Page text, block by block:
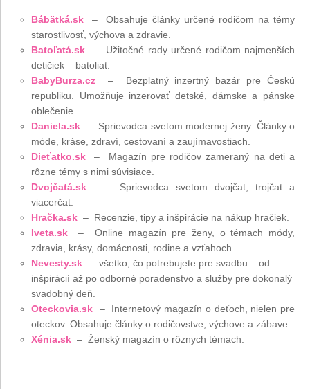
Bábätká.sk– Obsahuje články určené rodičom na témy
starostlivosť, výchova a zdravie.
Batoľatá.sk– Užitočné rady určené rodičom najmenších
detičiek – batoliat.
BabyBurza.cz– Bezplatný inzertný bazár pre Českú
republiku. Umožňuje inzerovať detské, dámske a pánske
oblečenie.
Daniela.sk– Sprievodca svetom modernej ženy. Články o
móde, kráse, zdraví, cestovaní a zaujímavostiach.
Dieťatko.sk– Magazín pre rodičov zameraný na deti a
rôzne témy s nimi súvisiace.
Dvojčatá.sk– Sprievodca svetom dvojčat, trojčat a
viacerčat.
Hračka.sk– Recenzie, tipy a inšpirácie na nákup hračiek.
Iveta.sk– Online magazín pre ženy, o témach módy,
zdravia, krásy, domácnosti, rodine a vzťahoch.
Nevesty.sk– všetko, čo potrebujete pre svadbu – od
inšpirácií až po odborné poradenstvo a služby pre dokonalý
svadobný deň.
Oteckovia.sk– Internetový magazín o deťoch, nielen pre
oteckov. Obsahuje články o rodičovstve, výchove a zábave.
Xénia.sk– Ženský magazín o rôznych témach.